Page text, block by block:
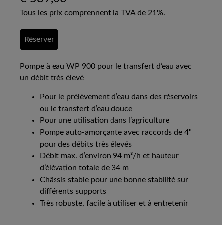
Tous les prix comprennent la TVA de 21%.
Réserver
Pompe à eau WP 900 pour le transfert d’eau avec
un débit très élevé
Pour le prélèvement d’eau dans des réservoirs
ou le transfert d’eau douce
Pour une utilisation dans l’agriculture
Pompe auto-amorçante avec raccords de 4"
pour des débits très élevés
Débit max. d’environ 94 m³/h et hauteur
d’élévation totale de 34 m
Châssis stable pour une bonne stabilité sur
différents supports
Très robuste, facile à utiliser et à entretenir